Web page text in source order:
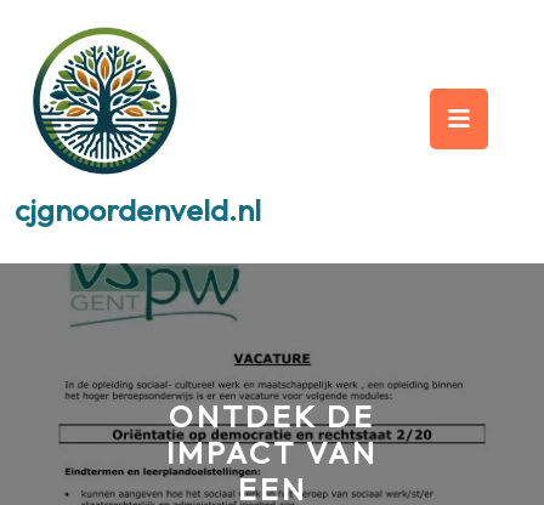
content
cjgnoordenveld.nl
ONTDEK DE
IMPACT VAN
EEN